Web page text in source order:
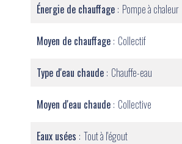
Énergie de chauffage Pompe à chaleur
Moyen de chauffage Collectif
Type d'eau chaude Chauffe-eau
Moyen d'eau chaude Collective
Eaux usées Tout à l'égout